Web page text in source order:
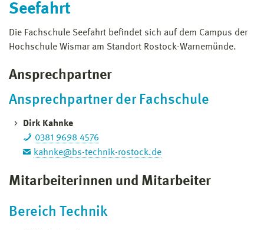
Seefahrt
Die Fachschule Seefahrt befindet sich auf dem Campus der
Hochschule Wismar am Standort Rostock-Warnemünde.
Ansprechpartner
Ansprechpartner der Fachschule
Dirk Kahnke
0381 9698 4576
kahnke@bs-technik-rostock.de
Mitarbeiterinnen und Mitarbeiter
Bereich Technik